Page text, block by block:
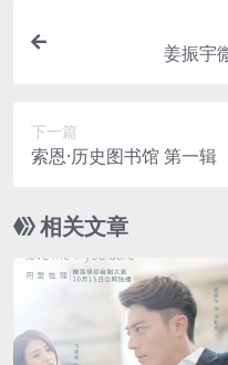
姜振宇
下一篇
索恩·历史图书馆 第一辑
相关文章